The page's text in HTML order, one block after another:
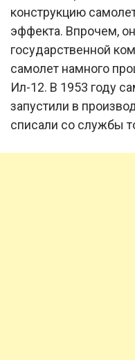
конструкцию
эффекта. Впрочем,
государственной
самолет намного
Ил-12. В 1953 году
запустили в
списали со службы